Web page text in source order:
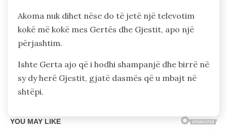
Akoma nuk dihet nëse do të jetë një televotim
kokë më kokë mes Gertës dhe Gjestit, apo një
përjashtim.
Ishte Gerta ajo që i hodhi shampanjë dhe birrë në
sy dy herë Gjestit, gjatë dasmës që u mbajt në
shtëpi.